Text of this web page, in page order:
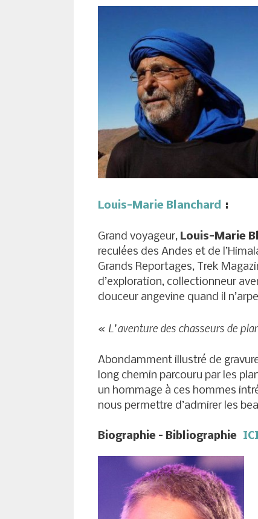
Louis-Marie Blanchard :
Grand voyageur, Louis-Marie
reculées des Andes et de
Grands Reportages, Trek
d’exploration, collectionneur
douceur angevine quand il
« L’aventure des chasseurs de
Abondamment illustré de
long chemin parcouru par les
un hommage à ces hommes
nous permettre d’admirer les
Biographie – Bibliographie ICI